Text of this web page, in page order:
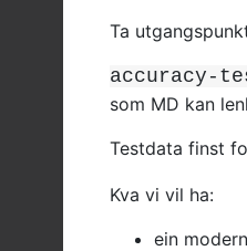
Ta
accuracy-
som MD kan
Testdata finst
Kva vi vil ha:
ein